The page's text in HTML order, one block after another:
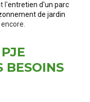
l'entretien d'un parc
de jardin
BESOINS